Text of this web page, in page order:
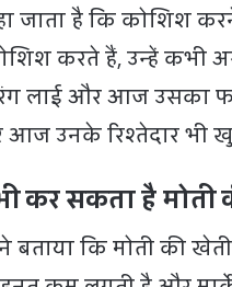
जाता है कि कोशिश
करते हैं, उन्हें कभी
लाई और आज उसका
उनके रिश्तेदार भी
कर सकता है मोती
कि मोती की